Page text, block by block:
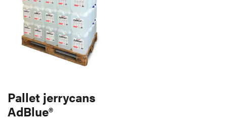
Pallet jerrycans
AdBlue®